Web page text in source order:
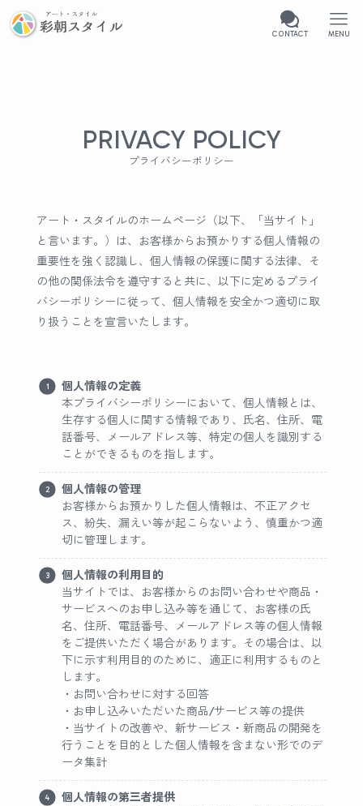
CONTACT MENU
PRIVACY POLICY
プライバシーポリシー
アート・スタイルのホームページ（以下、「当サイト」
と言います。）は、お客様からお預かりする個人情報の
重要性を強く認識し、個人情報の保護に関する法律、そ
の他の関係法令を遵守すると共に、以下に定めるプライ
バシーポリシーに従って、個人情報を安全かつ適切に取
り扱うことを宣言いたします。
個人情報の定義
本プライバシーポリシーにおいて、個人情報とは、
生存する個人に関する情報であり、氏名、住所、電
話番号、メールアドレス等、特定の個人を識別する
ことができるものを指します。
個人情報の管理
お客様からお預かりした個人情報は、不正アクセ
ス、紛失、漏えい等が起こらないよう、慎重かつ適
切に管理します。
個人情報の利用目的
当サイトでは、お客様からのお問い合わせや商品・
サービスへのお申し込み等を通じて、お客様の氏
名、住所、電話番号、メールアドレス等の個人情報
をご提供いただく場合があります。その場合は、以
下に示す利用目的のために、適正に利用するものと
します。
・お問い合わせに対する回答
・お申し込みいただいた商品/サービス等の提供
・当サイトの改善や、新サービス・新商品の開発を
行うことを目的とした個人情報を含まない形でのデ
ータ集計
個人情報の第三者提供